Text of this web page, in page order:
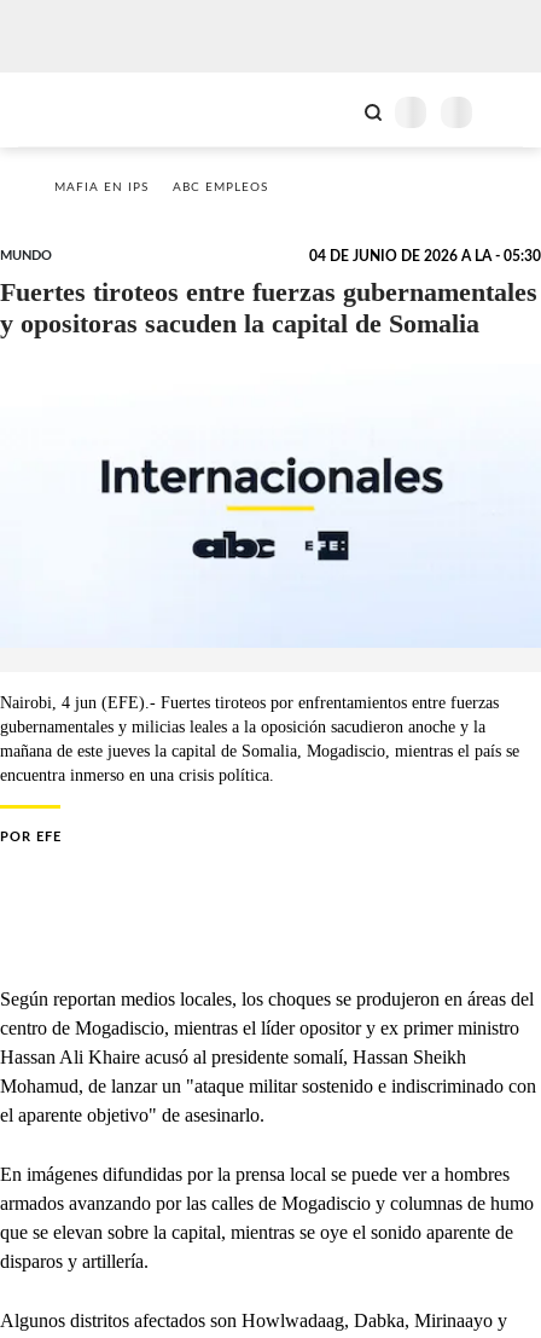
MAFIA EN IPS ABC EMPLEOS
MUNDO 04 DE JUNIO DE 2026 A LA - 05:30
Fuertes tiroteos entre fuerzas gubernamentales
y opositoras sacuden la capital de Somalia
Nairobi, 4 jun (EFE).- Fuertes tiroteos por enfrentamientos entre fuerzas
gubernamentales y milicias leales a la oposición sacudieron anoche y la
mañana de este jueves la capital de Somalia, Mogadiscio, mientras el país se
encuentra inmerso en una crisis política.
POR EFE
Según reportan medios locales, los choques se produjeron en áreas del
centro de Mogadiscio, mientras el líder opositor y ex primer ministro
Hassan Ali Khaire acusó al presidente somalí, Hassan Sheikh
Mohamud, de lanzar un "ataque militar sostenido e indiscriminado con
el aparente objetivo" de asesinarlo.
En imágenes difundidas por la prensa local se puede ver a hombres
armados avanzando por las calles de Mogadiscio y columnas de humo
que se elevan sobre la capital, mientras se oye el sonido aparente de
disparos y artillería.
Algunos distritos afectados son Howlwadaag, Dabka, Mirinaayo y